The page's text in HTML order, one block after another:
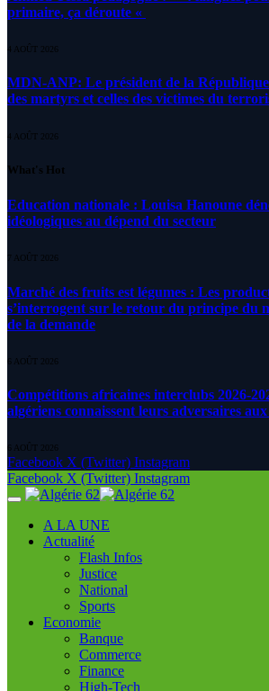
primaire, ça déroute «
4 AOÛT 2026
MDN-ANP: Le président de la
des martyrs et celles des victimes du
4 AOÛT 2026
What's Hot
Education nationale : Louisa Hanoune
idéologiques au dépend du secteur
7 AOÛT 2026
Marché des fruits est légumes : Les
s’interrogent sur le retour du principe du
de la demande
6 AOÛT 2026
Compétitions africaines interclubs 2026-
algériens connaissent leurs adversaires
6 AOÛT 2026
Facebook X (Twitter) Instagram
Facebook X (Twitter) Instagram
A LA UNE
Actualité
Flash Infos
Justice
National
Sports
Economie
Banque
Commerce
Finance
High-Tech